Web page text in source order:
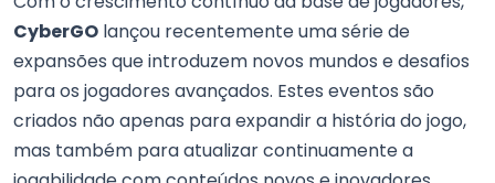
CyberGO lançou recentemente uma série de
expansões que introduzem novos mundos e desafios
para os jogadores avançados. Estes eventos são
criados não apenas para expandir a história do jogo,
mas também para atualizar continuamente a